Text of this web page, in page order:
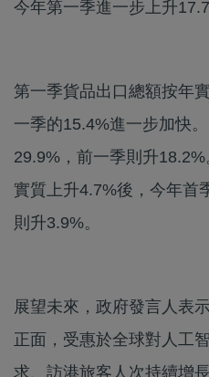
今年第一季進一步上升
第一季貨品出口總額按年
一季的15.4%進一步加快
29.9%，前一季則升
實質上升4.7%後，今年首
則升3.9%。
展望未來，政府發言人表
正面，受惠於全球對人工
求、訪港旅客人次持續增